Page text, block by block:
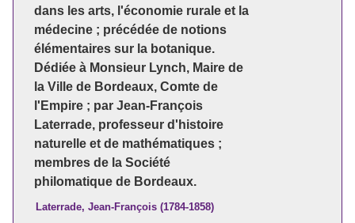
dans les arts, l'économie rurale et la
médecine ; précédée de notions
élémentaires sur la botanique.
Dédiée à Monsieur Lynch, Maire de
la Ville de Bordeaux, Comte de
l'Empire ; par Jean-François
Laterrade, professeur d'histoire
naturelle et de mathématiques ;
membres de la Société
philomatique de Bordeaux.
Laterrade, Jean-François (1784-1858)